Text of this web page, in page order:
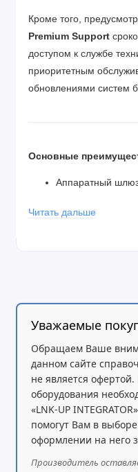
Кроме того,
Premium Support
доступом к службе
приоритетным
обновлениями систем
Основные
Аппаратный
VPN
Техническая
— 24/7,
платформу
Идеально
предприятий,
Читать дальше
Уважаемые
Обращаем Ваше
данном сайте
не является
оборудования
«LNK-UP
помогут Вам в
оформлении на него
Производитель